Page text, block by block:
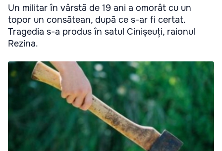
Un militar în vârstă de 19 ani a omorât cu un
topor un consătean, după ce s-ar fi certat.
Tragedia s-a produs în satul Cinișeuți, raionul
Rezina.